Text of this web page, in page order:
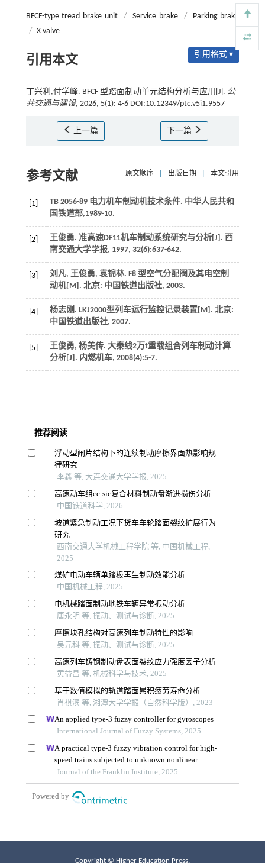
BFCF-type tread brake unit / Service brake /
Parking brake
/ X valve
引用本文 引用格式 ▾
丁兴利,付学峰. BFCF 型踏面制动单元结构分析与应用[J]. 公
共交通与建设, 2026, 5(1): 4-6 DOI:10.12349/ptc.v5i1.9557
上一篇 下一篇
参考文献 原文顺序 出版日期 本文引用
[1] TB 2056-89电力机车制动机技术条件. 中华人民共和
国铁道部,1989-10.
[2] 王俊勇. 准高速DF11机车制动系统研究与分析[J]. 西
南交通大学学报, 1997, 32(6):637-642.
[3] 刘凡, 王俊勇, 袁锦林. F8 型空气分配阀及其电空制
动机[M]. 北京: 中国铁道出版社, 2003.
[4] 杨志刚. LKJ2000型列车运行监控记录装置[M]. 北京:
中国铁道出版社, 2007.
[5]
王俊勇, 杨美传. 大秦线2万t重载组合列车制动计算
分析[J]. 内燃机车, 2008(4):5-7.
Copyright © Higher Education Press.